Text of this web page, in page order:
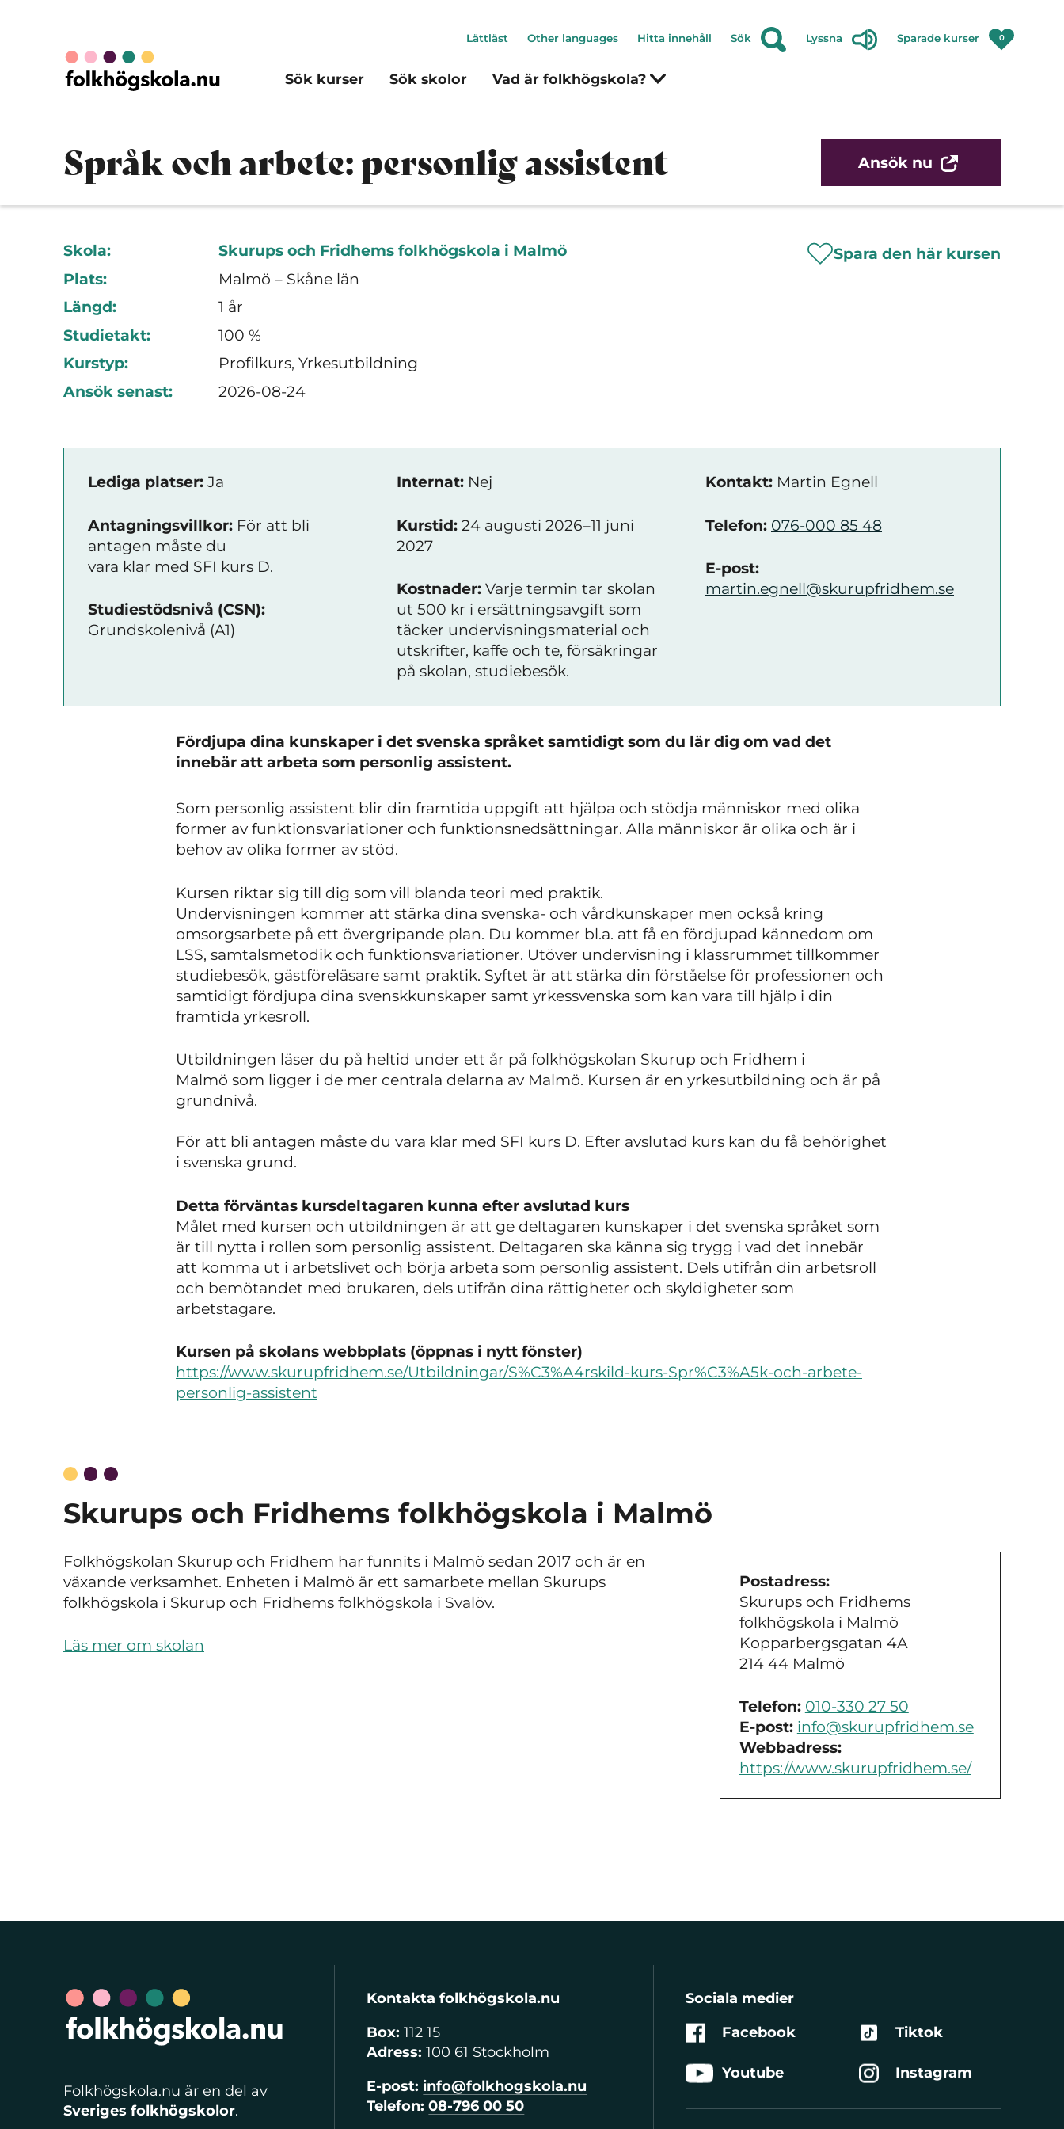
Sök kurser Sök skolor Vad är folkhögskola?
Lättläst Other languages Hitta innehåll Sök Lyssna Sparade kurser 0
Språk och arbete: personlig assistent Ansök nu
Skola:
Skurups och Fridhems folkhögskola i Malmö
Plats:
Malmö – Skåne län
Längd:
1 år
Studietakt:
100 %
Kurstyp:
Profilkurs, Yrkesutbildning
Ansök senast:
2026-08-24
Spara den här kursen
Lediga platser: Ja
Antagningsvillkor: För att bli
antagen måste du
vara klar med SFI kurs D.
Studiestödsnivå (CSN):
Grundskolenivå (A1)
Internat: Nej
Kurstid: 24 augusti 2026–11 juni
2027
Kostnader: Varje termin tar skolan
ut 500 kr i ersättningsavgift som
täcker undervisningsmaterial och
utskrifter, kaffe och te, försäkringar
på skolan, studiebesök.
Kontakt: Martin Egnell
Telefon: 076-000 85 48
E-post:
martin.egnell@skurupfridhem.se
Fördjupa dina kunskaper i det svenska språket samtidigt som du lär dig om vad det
innebär att arbeta som personlig assistent.
Som personlig assistent blir din framtida uppgift att hjälpa och stödja människor med olika
former av funktionsvariationer och funktionsnedsättningar. Alla människor är olika och är i
behov av olika former av stöd.
Kursen riktar sig till dig som vill blanda teori med praktik.
Undervisningen kommer att stärka dina svenska- och vårdkunskaper men också kring
omsorgsarbete på ett övergripande plan. Du kommer bl.a. att få en fördjupad kännedom om
LSS, samtalsmetodik och funktionsvariationer. Utöver undervisning i klassrummet tillkommer
studiebesök, gästföreläsare samt praktik. Syftet är att stärka din förståelse för professionen och
samtidigt fördjupa dina svenskkunskaper samt yrkessvenska som kan vara till hjälp i din
framtida yrkesroll.
Utbildningen läser du på heltid under ett år på folkhögskolan Skurup och Fridhem i
Malmö som ligger i de mer centrala delarna av Malmö. Kursen är en yrkesutbildning och är på
grundnivå.
För att bli antagen måste du vara klar med SFI kurs D. Efter avslutad kurs kan du få behörighet
i svenska grund.
Detta förväntas kursdeltagaren kunna efter avslutad kurs
Målet med kursen och utbildningen är att ge deltagaren kunskaper i det svenska språket som
är till nytta i rollen som personlig assistent. Deltagaren ska känna sig trygg i vad det innebär
att komma ut i arbetslivet och börja arbeta som personlig assistent. Dels utifrån din arbetsroll
och bemötandet med brukaren, dels utifrån dina rättigheter och skyldigheter som
arbetstagare.
Kursen på skolans webbplats (öppnas i nytt fönster)
https://www.skurupfridhem.se/Utbildningar/S%C3%A4rskild-kurs-Spr%C3%A5k-och-arbete-
personlig-assistent
Skurups och Fridhems folkhögskola i Malmö
Folkhögskolan Skurup och Fridhem har funnits i Malmö sedan 2017 och är en
växande verksamhet. Enheten i Malmö är ett samarbete mellan Skurups
folkhögskola i Skurup och Fridhems folkhögskola i Svalöv.
Läs mer om skolan
Postadress:
Skurups och Fridhems
folkhögskola i Malmö
Kopparbergsgatan 4A
214 44 Malmö
Telefon: 010-330 27 50
E-post: info@skurupfridhem.se
Webbadress:
https://www.skurupfridhem.se/
Folkhögskola.nu är en del av
Sveriges folkhögskolor.
Kontakta folkhögskola.nu
Box:112 15
Adress: 100 61 Stockholm
E-post: info@folkhogskola.nu
Telefon: 08-796 00 50
Sociala medier
Facebook
Youtube
Tiktok
Instagram